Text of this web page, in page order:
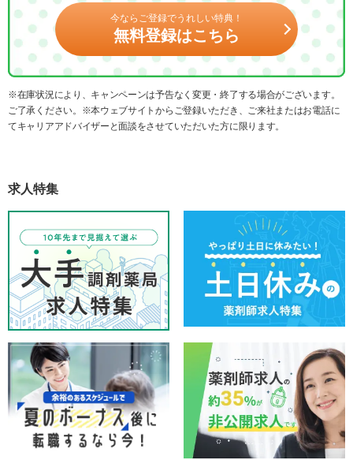
今ならご登録でうれしい特典！
無料登録はこちら
※在庫状況により、キャンペーンは予告なく変更・終了する場合がございます。
ご了承ください。※本ウェブサイトからご登録いただき、ご来社またはお電話に
てキャリアアドバイザーと面談をさせていただいた方に限ります。
求人特集